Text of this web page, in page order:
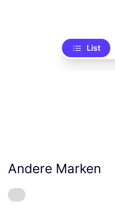
List
Andere Marken